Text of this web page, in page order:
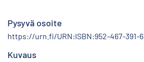
Pysyvä osoite
https://urn.fi/URN:ISBN:952-467-391-6
Kuvaus